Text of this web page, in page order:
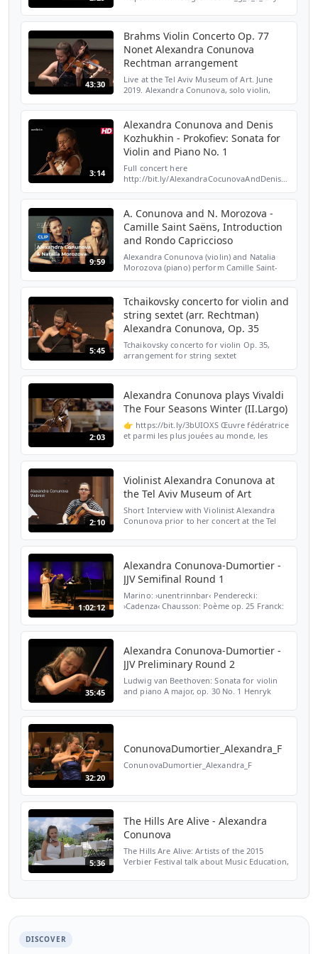
43:30
Brahms Violin Concerto Op. 77
Nonet Alexandra Conunova
Rechtman arrangement
Live at the Tel Aviv Museum of Art. June
2019. Alexandra Conunova, solo violin,
Mordechai Rechtman and Ilan Rechtma...
3:14
Alexandra Conunova and Denis
Kozhukhin - Prokofiev: Sonata for
Violin and Piano No. 1
Full concert here
http://bit.ly/
Prokofiev: Sonata for Violin...
9:59
A. Conunova and N. Morozova -
Camille Saint Saëns, Introduction
and Rondo Capriccioso
Alexandra Conunova (violin) and Natalia
Morozova (piano) perform Camille Saint-
Festival 201...
5:45
Tchaikovsky concerto for violin and
string sextet (arr. Rechtman)
Alexandra Conunova, Op. 35
Tchaikovsky concerto for violin Op. 35,
arrangement for string sextet
2:03
Alexandra Conunova plays Vivaldi
The Four Seasons Winter (II.Largo)
👉 https://bit.ly/3bUIOXS Œuvre fédératrice
et parmi les plus jouées au monde, les
2:10
Violinist Alexandra Conunova at
the Tel Aviv Museum of Art
Short Interview with Violinist Alexandra
Conunova prior to her concert at the Tel
1:02:12
Alexandra Conunova-Dumortier -
JJV Semifinal Round 1
Marino: ›unentrinnbar‹ Penderecki:
›Cadenza‹ Chausson: Poème op. 25 Franck:
35:45
Alexandra Conunova-Dumortier -
JJV Preliminary Round 2
Ludwig van Beethoven: Sonata for violin
and piano A major, op. 30 No. 1 Henryk
32:20
ConunovaDumortier_Alexandra_F
ConunovaDumortier_Alexandra_F
5:36
The Hills Are Alive - Alexandra
Conunova
The Hills Are Alive: Artists of the 2015
Verbier Festival talk about Music Education,
DISCOVER